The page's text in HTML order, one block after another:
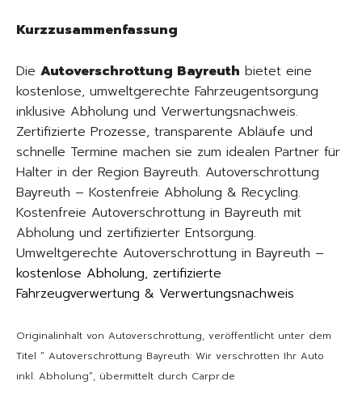
Kurzzusammenfassung
Die Autoverschrottung Bayreuth bietet eine
kostenlose, umweltgerechte Fahrzeugentsorgung
inklusive Abholung und Verwertungsnachweis.
Zertifizierte Prozesse, transparente Abläufe und
schnelle Termine machen sie zum idealen Partner für
Halter in der Region Bayreuth. Autoverschrottung
Bayreuth – Kostenfreie Abholung & Recycling.
Kostenfreie Autoverschrottung in Bayreuth mit
Abholung und zertifizierter Entsorgung.
Umweltgerechte Autoverschrottung in Bayreuth –
kostenlose Abholung, zertifizierte
Fahrzeugverwertung & Verwertungsnachweis
Originalinhalt von Autoverschrottung, veröffentlicht unter dem
Titel “ Autoverschrottung Bayreuth: Wir verschrotten Ihr Auto
inkl. Abholung“, übermittelt durch Carpr.de